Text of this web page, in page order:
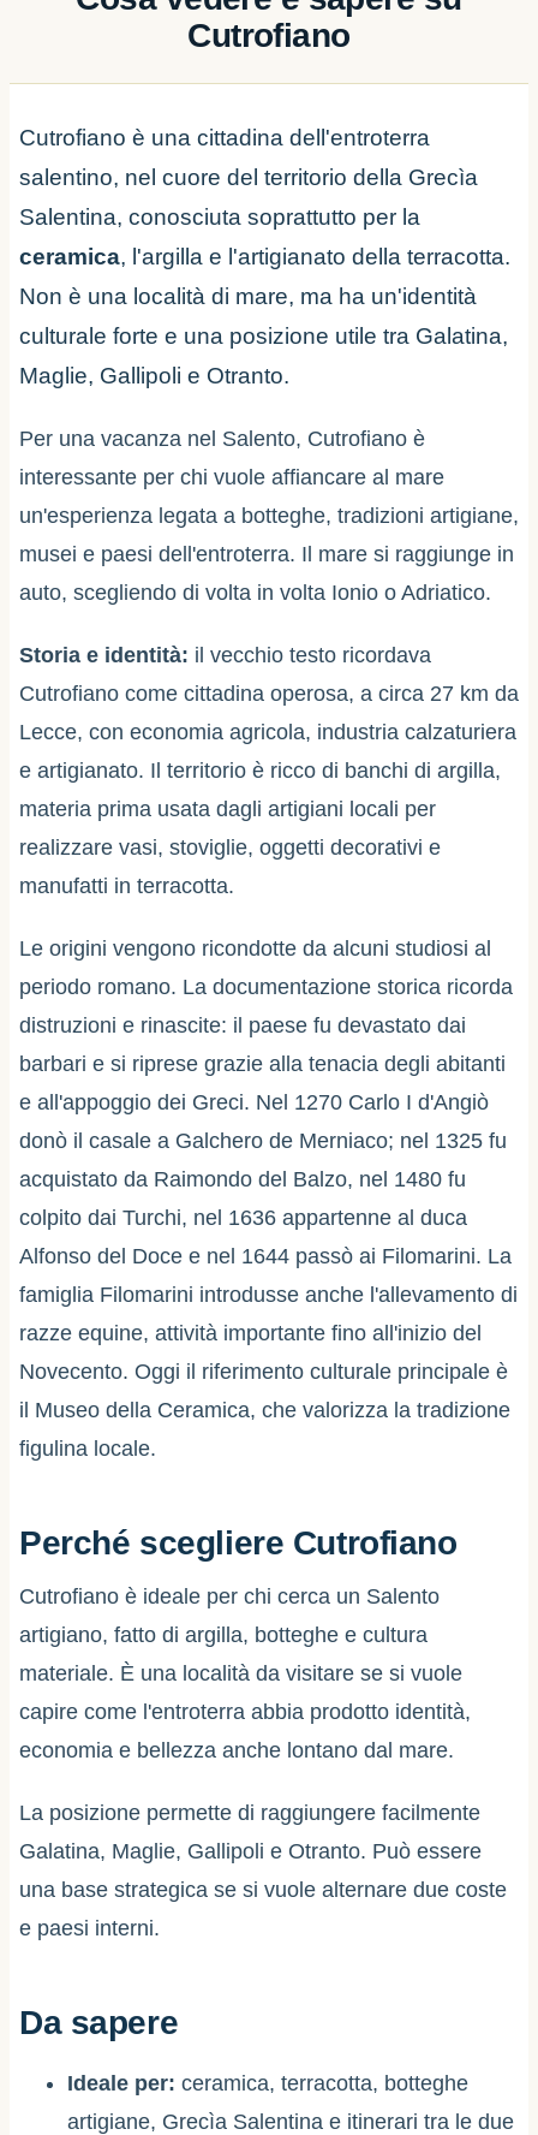
Cutrofiano
Cutrofiano è una cittadina dell'entroterra
salentino, nel cuore del territorio della Grecìa
Salentina, conosciuta soprattutto per la
ceramica, l'argilla e l'artigianato della terracotta.
Non è una località di mare, ma ha un'identità
culturale forte e una posizione utile tra Galatina,
Maglie, Gallipoli e Otranto.
Per una vacanza nel Salento, Cutrofiano è
interessante per chi vuole affiancare al mare
un'esperienza legata a botteghe, tradizioni artigiane,
musei e paesi dell'entroterra. Il mare si raggiunge in
auto, scegliendo di volta in volta Ionio o Adriatico.
Storia e identità: il vecchio testo ricordava
Cutrofiano come cittadina operosa, a circa 27 km da
Lecce, con economia agricola, industria calzaturiera
e artigianato. Il territorio è ricco di banchi di argilla,
materia prima usata dagli artigiani locali per
realizzare vasi, stoviglie, oggetti decorativi e
manufatti in terracotta.
Le origini vengono ricondotte da alcuni studiosi al
periodo romano. La documentazione storica ricorda
distruzioni e rinascite: il paese fu devastato dai
barbari e si riprese grazie alla tenacia degli abitanti
e all'appoggio dei Greci. Nel 1270 Carlo I d'Angiò
donò il casale a Galchero de Merniaco; nel 1325 fu
acquistato da Raimondo del Balzo, nel 1480 fu
colpito dai Turchi, nel 1636 appartenne al duca
Alfonso del Doce e nel 1644 passò ai Filomarini. La
famiglia Filomarini introdusse anche l'allevamento di
razze equine, attività importante fino all'inizio del
Novecento. Oggi il riferimento culturale principale è
il Museo della Ceramica, che valorizza la tradizione
figulina locale.
Perché scegliere Cutrofiano
Cutrofiano è ideale per chi cerca un Salento
artigiano, fatto di argilla, botteghe e cultura
materiale. È una località da visitare se si vuole
capire come l'entroterra abbia prodotto identità,
economia e bellezza anche lontano dal mare.
La posizione permette di raggiungere facilmente
Galatina, Maglie, Gallipoli e Otranto. Può essere
una base strategica se si vuole alternare due coste
e paesi interni.
Da sapere
Ideale per: ceramica, terracotta, botteghe
artigiane, Grecìa Salentina e itinerari tra le due